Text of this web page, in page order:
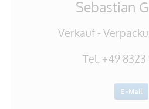
Sebastian
Verkauf -
Tel. +49
E-Mail